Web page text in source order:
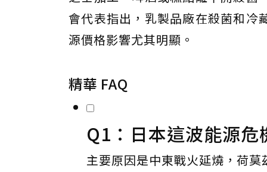
會代表指出，乳製品廠在殺菌和冷
源價格影響尤其明顯。
精華 FAQ
Q1：日本這波能源
主要原因是中東戰火延燒，荷